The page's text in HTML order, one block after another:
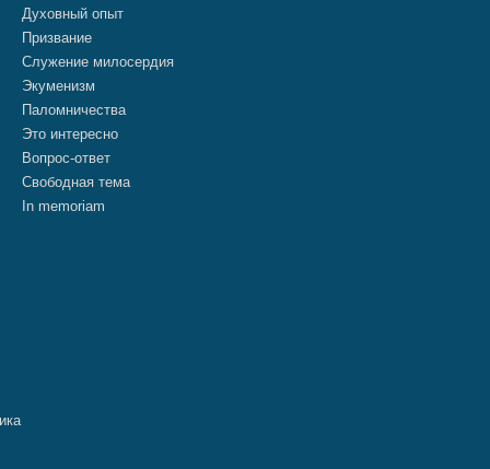
Духовный опыт
Призвание
Служение милосердия
Экуменизм
Паломничества
Это интересно
Вопрос-ответ
Свободная тема
In memoriam